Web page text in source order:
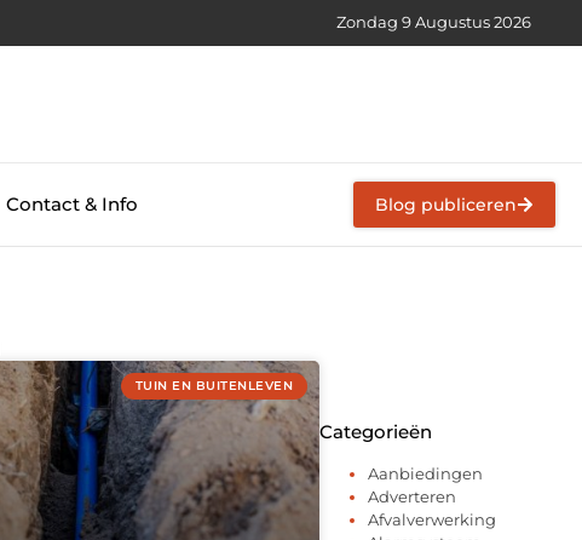
Zondag 9 Augustus 2026
Contact & Info Blog publiceren
TUIN EN BUITENLEVEN
Categorieën
Aanbiedingen
Adverteren
Afvalverwerking